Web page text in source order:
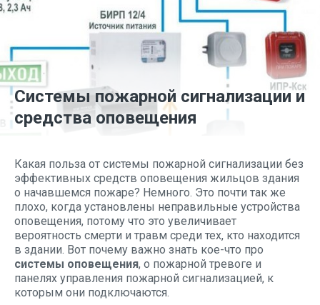
Системы пожарной сигнализации и
средства оповещения
Какая польза от системы пожарной сигнализации без
эффективных средств оповещения жильцов здания
о начавшемся пожаре? Немного. Это почти так же
плохо, когда установлены неправильные устройства
оповещения, потому что это увеличивает
вероятность смерти и травм среди тех, кто находится
в здании. Вот почему важно знать кое-что про
системы оповещения, о пожарной тревоге и
панелях управления пожарной сигнализацией, к
которым они подключаются.